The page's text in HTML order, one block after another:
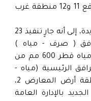
مرافق قطع الأراضى الأكثر تميزًا بموقع 11 و12 منطقة غرب
وأشار رئيس جهاز مدينة القاهرة الجديدة، إلى أنه جارٍ تنفيذ 23
( صرف - مياه )
الرئيسية وتشمل: أعمال تنفيذ خط مياه قطر 600 مم من
الرئيسية (مياه -
صرف - رى) للطرق الرئيسية بمنطقة أرض المعارض 2،
والموقع الجديد بالإدارة العامة